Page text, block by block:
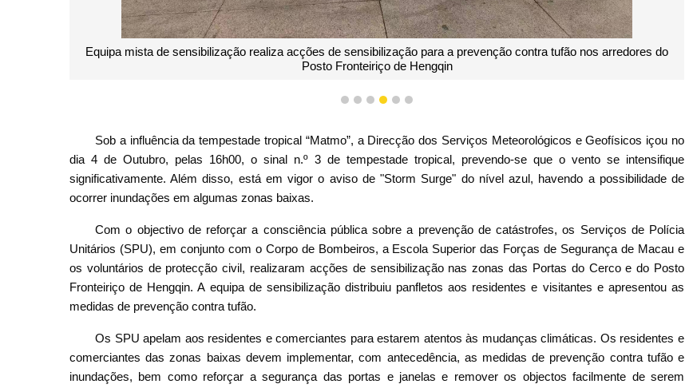
Equipa mista de sensibilização realiza acções de sensibilização para a prevenção contra tufão nos arredores do
Posto Fronteiriço de Hengqin
1 2 3 4 5 6
Sob a influência da tempestade tropical “Matmo”, a Direcção dos Serviços Meteorológicos e Geofísicos içou no
dia 4 de Outubro, pelas 16h00, o sinal n.º 3 de tempestade tropical, prevendo-se que o vento se intensifique
significativamente. Além disso, está em vigor o aviso de "Storm Surge" do nível azul, havendo a possibilidade de
ocorrer inundações em algumas zonas baixas.
Com o objectivo de reforçar a consciência pública sobre a prevenção de catástrofes, os Serviços de Polícia
Unitários (SPU), em conjunto com o Corpo de Bombeiros, a Escola Superior das Forças de Segurança de Macau e
os voluntários de protecção civil, realizaram acções de sensibilização nas zonas das Portas do Cerco e do Posto
Fronteiriço de Hengqin. A equipa de sensibilização distribuiu panfletos aos residentes e visitantes e apresentou as
medidas de prevenção contra tufão.
Os SPU apelam aos residentes e comerciantes para estarem atentos às mudanças climáticas. Os residentes e
comerciantes das zonas baixas devem implementar, com antecedência, as medidas de prevenção contra tufão e
inundações, bem como reforçar a segurança das portas e janelas e remover os objectos facilmente de serem